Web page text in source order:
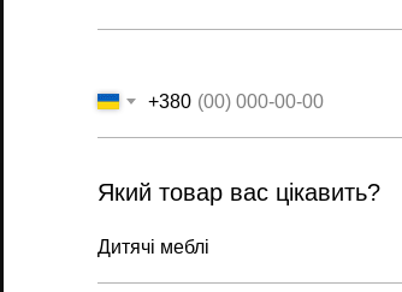
+380
Який товар вас цікавить?